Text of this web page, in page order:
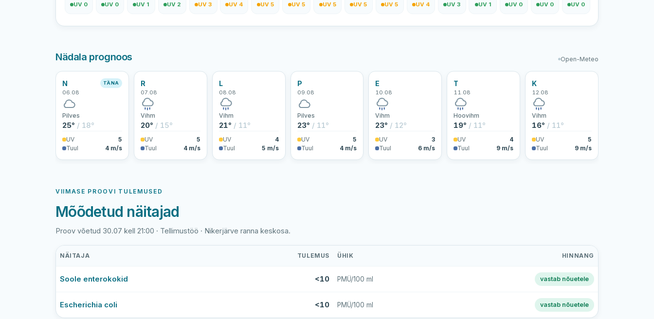
UV 0 UV 0 UV 1 UV 2 UV 3 UV 4 UV 5 UV 5 UV 5 UV 5 UV 5 UV 4 UV 3 UV 1 UV 0 UV 0 UV 0
Nädala prognoos Open-Meteo
N
06.08
TÄNA
Pilves
25° / 18°
UV
5
Tuul
4 m/s
R
07.08
Vihm
20° / 15°
UV
5
Tuul
4 m/s
L
08.08
Vihm
21° / 11°
UV
4
Tuul
5 m/s
P
09.08
Pilves
23° / 11°
UV
5
Tuul
4 m/s
E
10.08
Vihm
23° / 12°
UV
3
Tuul
6 m/s
T
11.08
Hoovihm
19° / 11°
UV
4
Tuul
9 m/s
K
12.08
Vihm
16° / 11°
UV
5
Tuul
9 m/s
VIIMASE PROOVI TULEMUSED
Mõõdetud näitajad
Proov võetud 30.07 kell 21:00 · Tellimustöö · Nikerjärve ranna keskosa.
ranna
veeproovi
mõõtmistulemused
NÄITAJA TULEMUS ÜHIK HINNANG
Soole enterokokid <10 PMÜ/100 ml vastab nõuetele
Escherichia coli <10 PMÜ/100 ml vastab nõuetele